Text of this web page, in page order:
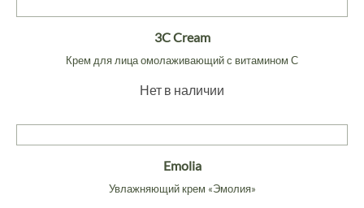
3C Cream
Крем для лица омолаживающий с витамином С
Нет в наличии
Emolia
Увлажняющий крем «Эмолия»